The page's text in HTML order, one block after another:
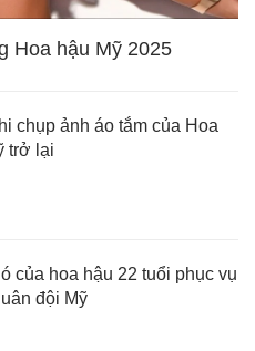
Hoa hậu Mỹ 2025
chụp ảnh áo tắm của Hoa
trở lại
của hoa hậu 22 tuổi phục vụ
đội Mỹ